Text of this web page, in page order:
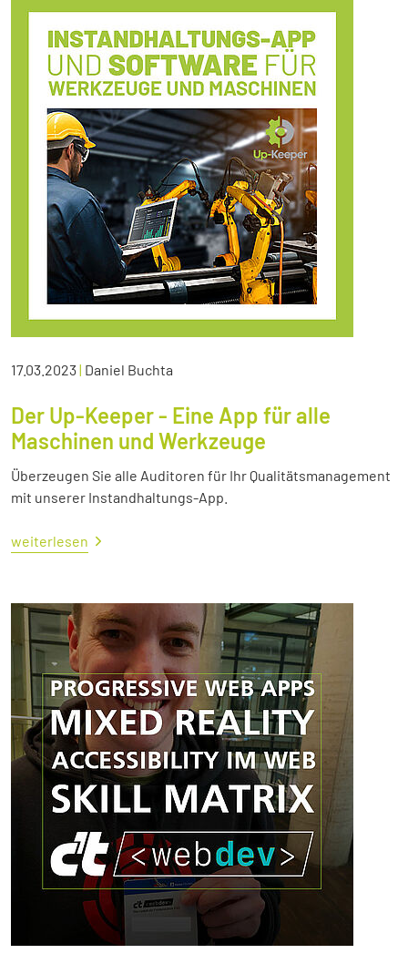
17.03.2023| Daniel Buchta
Der Up-Keeper - Eine App für alle
Maschinen und Werkzeuge
Überzeugen Sie alle Auditoren für Ihr Qualitätsmanagement
mit unserer Instandhaltungs-App.
weiterlesen